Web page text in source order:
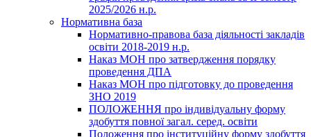
2025/2026 н.р.
Нормативна база
Нормативно-правова база діяльності закладів
освіти 2018-2019 н.р.
Наказ МОН про затвердження порядку
проведення ДПА
Наказ МОН про підготовку до проведення
ЗНО 2019
ПОЛОЖЕННЯ про індивідуальну форму
здобуття повної загал. серед. освіти
Положення про інституційну форму здобуття